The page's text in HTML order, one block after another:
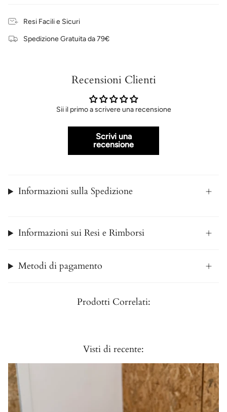
Resi Facili e Sicuri
Spedizione Gratuita da 79€
Recensioni Clienti
Sii il primo a scrivere una recensione
Scrivi una
recensione
Informazioni sulla Spedizione
Informazioni sui Resi e Rimborsi
Metodi di pagamento
Prodotti Correlati:
Visti di recente: